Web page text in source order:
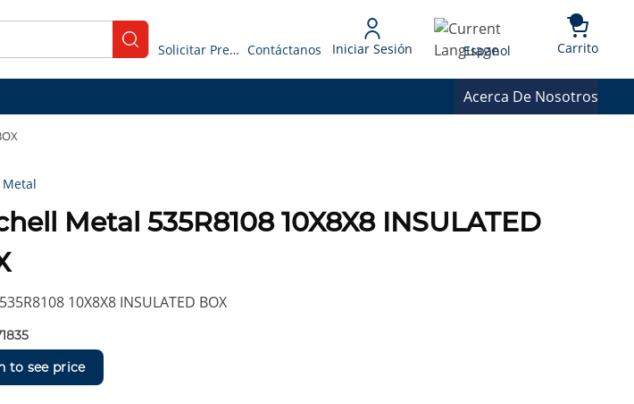
submit search
Solicitar Presupuesto Contáctanos Iniciar Sesión Language
Espanol Carrito{0}
Acerca De Nosotros
Metal 535R8108 10X8X8 INSULATED
10X8X8 INSULATED BOX
to see price